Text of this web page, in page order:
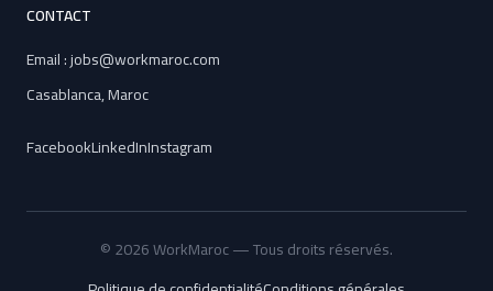
CONTACT
Email : jobs@workmaroc.com
Casablanca, Maroc
FacebookLinkedInInstagram
© 2026 WorkMaroc — Tous droits réservés.